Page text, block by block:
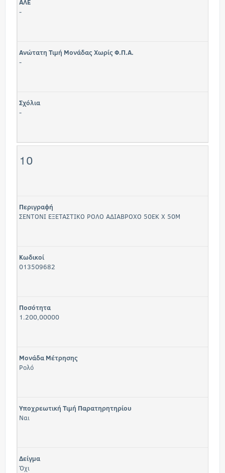
ΑΛΕ
-
Ανώτατη Τιμή Μονάδας Χωρίς Φ.Π.Α.
-
Σχόλια
-
10
Περιγραφή
ΣΕΝΤΟΝΙ ΕΞΕΤΑΣΤΙΚΟ ΡΟΛΟ ΑΔΙΑΒΡΟΧΟ 50ΕΚ Χ 50Μ
Κωδικοί
013509682
Ποσότητα
1.200,00000
Μονάδα Μέτρησης
Ρολό
Υποχρεωτική Τιμή Παρατηρητηρίου
Ναι
Δείγμα
Όχι